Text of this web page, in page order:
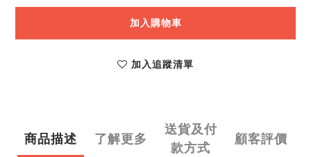
加入購物車
加入追蹤清單
商品描述 了解更多
送貨及付
款方式
顧客評價